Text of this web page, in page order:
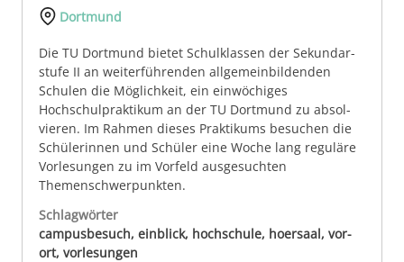
Dortmund
Die TU Dort­mund bietet Schulklassen der Se­kun­dar­
stu­fe II an weiter­führen­den allgemeinbildenden
Schulen die Mög­lich­keit, ein einwöchiges
Hochschulpraktikum an der TU Dort­mund zu ab­sol­
vie­ren. Im Rah­men dieses Praktikums be­su­chen die
Schü­ler­in­nen und Schüler eine Woche lang reguläre
Vorlesungen zu im Vorfeld ausgesuchten
Themenschwerpunkten.
Schlagwörter
campusbesuch, einblick, hochschule, hoersaal, vor-
ort, vorlesungen